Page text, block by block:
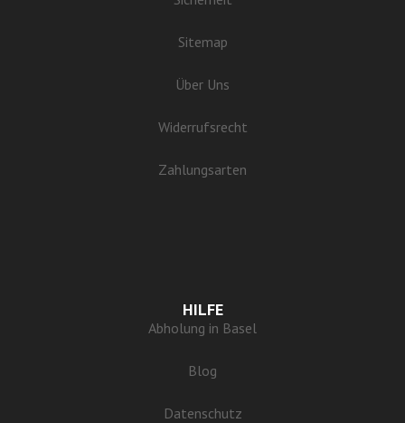
Sitemap
Über Uns
Widerrufsrecht
Zahlungsarten
HILFE
Abholung in Basel
Blog
Datenschutz